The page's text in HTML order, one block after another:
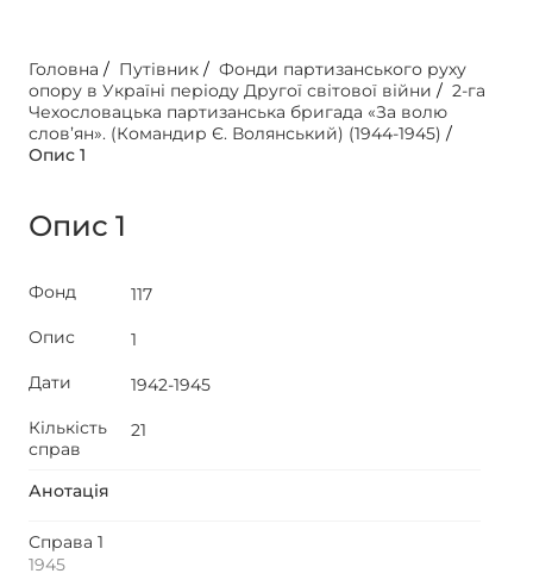
Головна / Путівник / Фонди партизанського руху
опору в Україні періоду Другої світової війни / 2-га
Чехословацька партизанська бригада «За волю
слов’ян». (Командир Є. Волянський) (1944-1945) /
Опис 1
Опис 1
Фонд
117
Опис
1
Дати
1942-1945
Кількість
справ
21
Анотація
Справа 1
1945